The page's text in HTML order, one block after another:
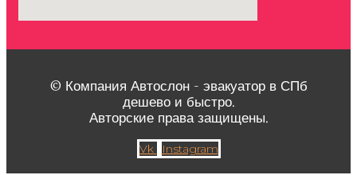
© Компания Автослон - эвакуатор в СПб
дешево и быстро.
Авторские права защищены.
Vk Instagram